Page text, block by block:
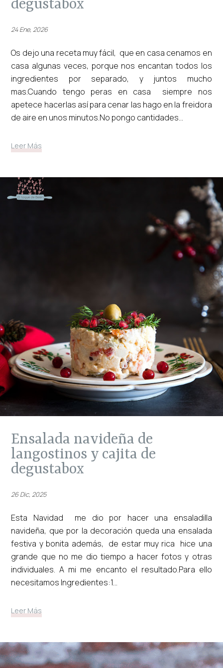
degustabox
24 Ene, 2026
Os dejo una receta muy fácil, que en casa cenamos en
casa algunas veces, porque nos encantan todos los
ingredientes por separado, y juntos mucho
mas.Cuando tengo peras en casa siempre nos
apetece hacerlas así para cenar las hago en la freidora
de aire en unos minutos.No pongo cantidades...
Leer Más
ensalada navideña de
langostinos y cajita de
degustabox
26 Dic, 2025
Esta Navidad me dio por hacer una ensaladilla
navideña, que por la decoración queda una ensalada
festiva y bonita además, de estar muy rica hice una
grande que no me dio tiempo a hacer fotos y otras
individuales. A mi me encanto el resultado.Para ello
necesitamos Ingredientes:1...
Leer Más